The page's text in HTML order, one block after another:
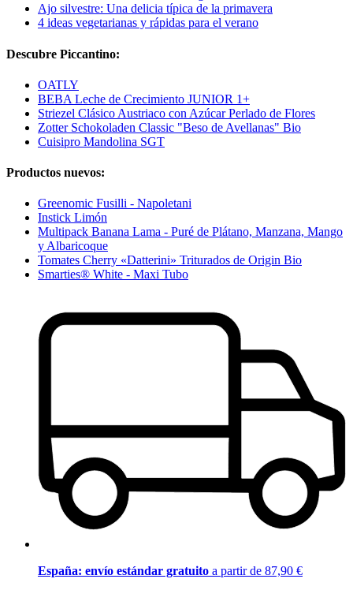
Ajo silvestre: Una delicia típica de la primavera
4 ideas vegetarianas y rápidas para el verano
Descubre Piccantino:
OATLY
BEBA Leche de Crecimiento JUNIOR 1+
Striezel Clásico Austriaco con Azúcar Perlado de Flores
Zotter Schokoladen Classic "Beso de Avellanas" Bio
Cuisipro Mandolina SGT
Productos nuevos:
Greenomic Fusilli - Napoletani
Instick Limón
Multipack Banana Lama - Puré de Plátano, Manzana, Mango
y Albaricoque
Tomates Cherry «Datterini» Triturados de Origin Bio
Smarties® White - Maxi Tubo
España: envío estándar gratuito a partir de 87,90 €